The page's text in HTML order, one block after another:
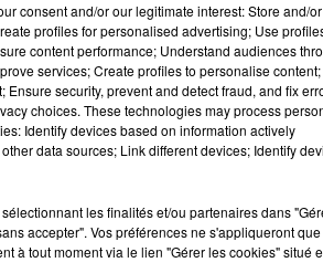
consent and/or our legitimate interest: Store and/or
profiles for personalised advertising; Use
content performance; Understand audiences
services; Create profiles to personalise
security, prevent and detect fraud, and fix
choices. These technologies may process
Identify devices based on information actively
data sources; Link different devices; Identify
les finalités et/ou partenaires dans
accepter". Vos préférences ne s'appliqueront
à tout moment via le lien "Gérer les cookies" situé